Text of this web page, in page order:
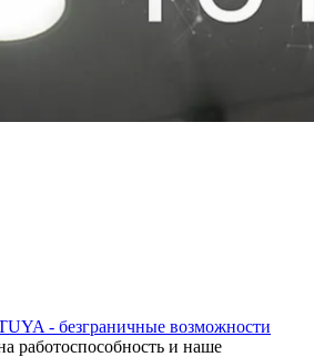
- безграничные возможности
работоспособность и наше